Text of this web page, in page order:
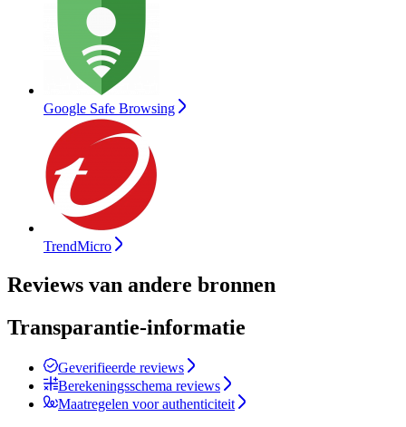
Google Safe Browsing
TrendMicro
Reviews van andere bronnen
Transparantie-informatie
Geverifieerde reviews
Berekeningsschema reviews
Maatregelen voor authenticiteit